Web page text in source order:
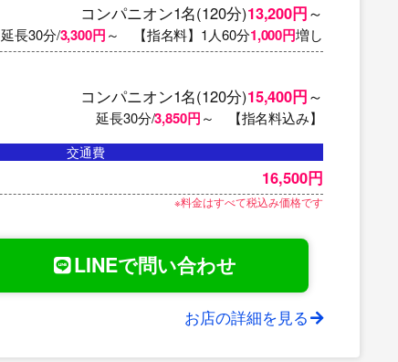
コンパニオン1名(120分)13,200円～
延長30分/3,300円～ 【指名料】1人60分1,000円増し
コンパニオン1名(120分)15,400円～
延長30分/3,850円～ 【指名料込み】
交通費
16,500円
※料金はすべて税込み価格です
LINEで問い合わせ
お店の詳細を見る